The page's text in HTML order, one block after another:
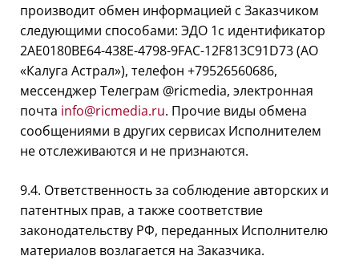
производит обмен информацией с Заказчиком
следующими способами: ЭДО 1с идентификатор
2AE0180BE64-438E-4798-9FAC-12F813C91D73 (АО
«Калуга Астрал»), телефон +79526560686,
мессенджер Телеграм @ricmedia, электронная
почта info@ricmedia.ru. Прочие виды обмена
сообщениями в других сервисах Исполнителем
не отслеживаются и не признаются.
9.4. Ответственность за соблюдение авторских и
патентных прав, а также соответствие
законодательству РФ, переданных Исполнителю
материалов возлагается на Заказчика.